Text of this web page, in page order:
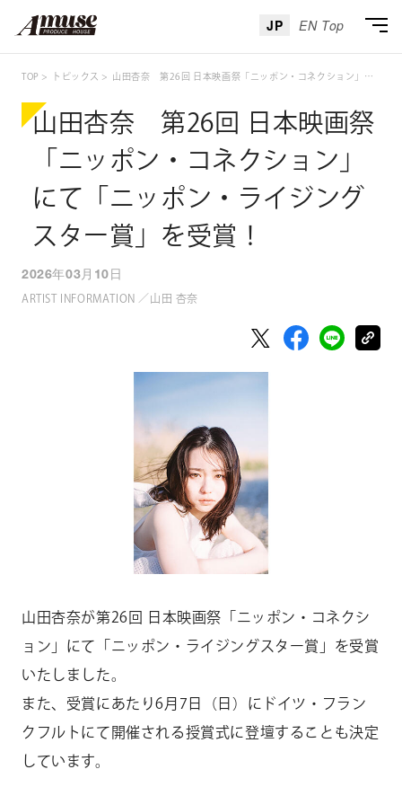
JP EN Top
お問い合わせ
個人のお客様
法人のお客様
AUDITION アーティスト募集
Amuse Solution アミューズのソリューション
ENGLISH
TOP トピックス 山田杏奈 第26回 日本映画祭「ニッポン・コネクション」にて「ニッポン・ライジングスター賞」を受賞！
山田杏奈 第26回 日本映画祭
「ニッポン・コネクション」
にて「ニッポン・ライジング
スター賞」を受賞！
2026年03月10日
ARTIST INFORMATION ／山田 杏奈
山田杏奈が第26 回 日本映画祭「ニッポン・コネクシ
ョン」にて「ニッポン・ライジングスター賞」を受賞
いたしました。
また、受賞にあたり6月 7 日（日）にドイツ・フラン
クフルトにて開催される授賞式に登壇することも決定
しています。